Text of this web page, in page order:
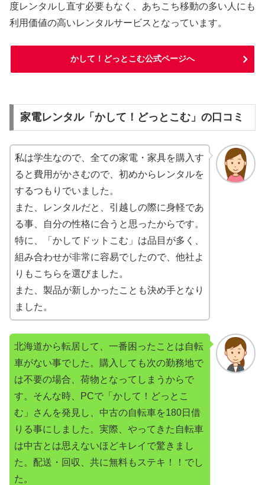
度レンタルし直す必要もなく、あちこち移動の多い人にも
利用価値の高いレンタルサービスとなっています。
かして！どっとこむ公式ページへ
家電レンタル「かして！どっとこむ」の口コミ
私は学生なので、全ての家電・家具を購入す
ると費用がかさむので、初めからレンタルを
するつもりでいました。
また、レンタルだと、引越しの際に身軽であ
る事、自分の性格に合うと思ったからです。
特に、「かしてドットこむ」は品目が多く、
組み合わせが非常に容易でしたので、他社よ
りもこちらを選びました。
また、製品が新しかったことも決め手となり
ました。
北海道から転居して、一番困ったことは自転
車がない事でした。購入しても次の勤務地で
は不要の場合、荷物となってしまうからで
す。そんな時、PCで「かして！どっとこ
む」さんを発見し、中古の自転車を180日借
りる事にしました。実際、やってきた自転車
は中古とは思えないほどキレイで驚きまし
た。配送・回収、共に無料もステキ！！でし
た。